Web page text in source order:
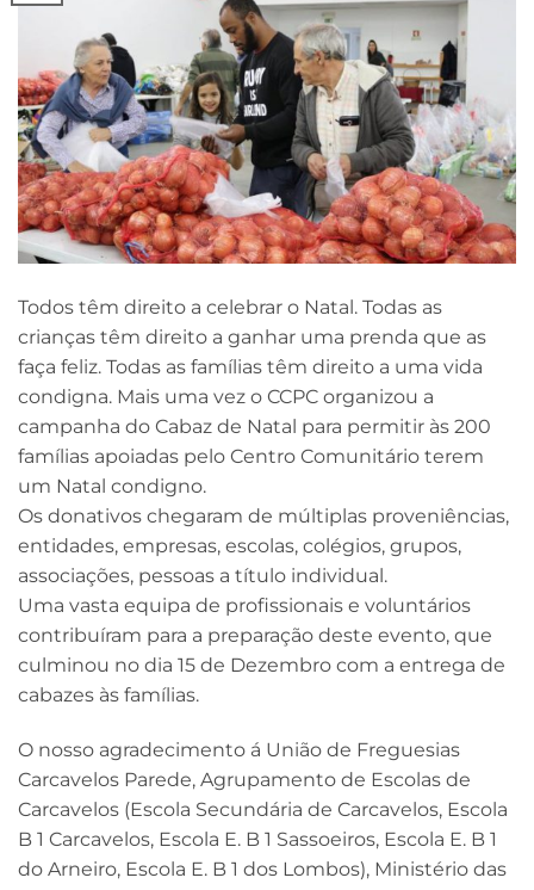
Todos têm direito a celebrar o Natal. Todas as
crianças têm direito a ganhar uma prenda que as
faça feliz. Todas as famílias têm direito a uma vida
condigna. Mais uma vez o CCPC organizou a
campanha do Cabaz de Natal para permitir às 200
famílias apoiadas pelo Centro Comunitário terem
um Natal condigno.
Os donativos chegaram de múltiplas proveniências,
entidades, empresas, escolas, colégios, grupos,
associações, pessoas a título individual.
Uma vasta equipa de profissionais e voluntários
contribuíram para a preparação deste evento, que
culminou no dia 15 de Dezembro com a entrega de
cabazes às famílias.
O nosso agradecimento á União de Freguesias
Carcavelos Parede, Agrupamento de Escolas de
Carcavelos (Escola Secundária de Carcavelos, Escola
B 1 Carcavelos, Escola E. B 1 Sassoeiros, Escola E. B 1
do Arneiro, Escola E. B 1 dos Lombos), Ministério das